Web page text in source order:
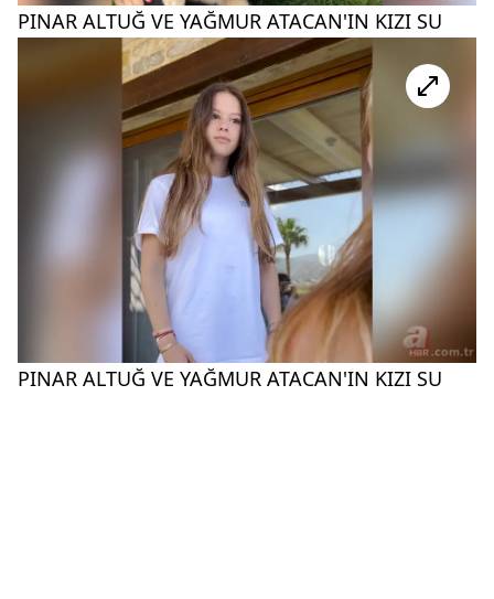
PINAR ALTUĞ VE YAĞMUR ATACAN'IN KIZI SU
PINAR ALTUĞ VE YAĞMUR ATACAN'IN KIZI SU